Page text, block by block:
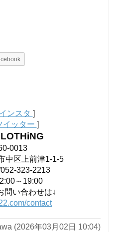
ンスタ ]
イッター ]
0013
中区上前津1-1-5
323-2213
～19:00
問い合わせは↓
contact
(2026年03月02日 10:04)